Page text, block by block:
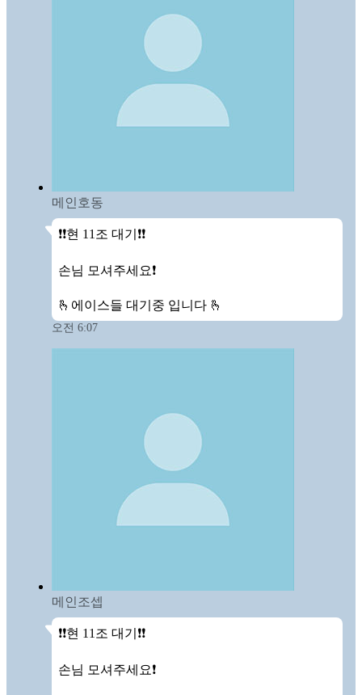
메인호동
❗️❗️현 11조 대기❗️❗️
손님 모셔주세요❗️
🫰에이스들 대기중 입니다 🫰
오전 6:07
메인조셉
❗️❗️현 11조 대기❗️❗️
손님 모셔주세요❗️